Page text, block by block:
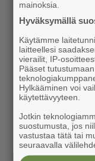
mainoksia.
Hyväksymällä
Käytämme
laitteellesi
vierailit, IP-
Pääset
Hylkääminen voi
käytettävyyteen.
Jotkin
suostumusta, jos
vastustaa tätä tai
seuraavalla